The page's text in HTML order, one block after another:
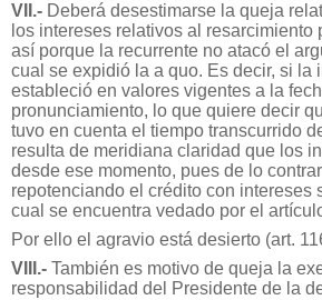
VII.- Deberá desestimarse la queja
los intereses relativos al resarcimiento
así porque la recurrente no atacó el
cual se expidió la a quo. Es decir, si la
estableció en valores vigentes a la
pronunciamiento, lo que quiere decir
tuvo en cuenta el tiempo transcurrido
resulta de meridiana claridad que los
desde ese momento, pues de lo
repotenciando el crédito con intereses
cual se encuentra vedado por el
Por ello el agravio está desierto (art.
VIII.- También es motivo de queja la
responsabilidad del Presidente de la